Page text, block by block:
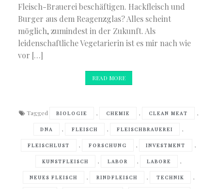
Fleisch-Brauerei beschäftigen. Hackfleisch und
Burger aus dem Reagenzglas? Alles scheint
möglich, zumindest in der Zukunft. Als
leidenschaftliche Vegetarierin ist es mir nach wie
vor […]
READ MORE
Tagged BIOLOGIE , CHEMIE , CLEAN MEAT ,
DNA , FLEISCH , FLEISCHBRAUEREI ,
FLEISCHLUST , FORSCHUNG , INVESTMENT ,
KUNSTFLEISCH , LABOR , LABORE ,
NEUES FLEISCH , RINDFLEISCH , TECHNIK ,